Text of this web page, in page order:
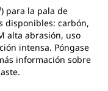
para la pala de
disponibles: carbón,
alta abrasión, uso
intensa. Póngase
información sobre